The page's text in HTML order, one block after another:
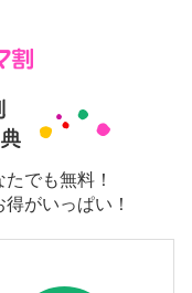
でも無料！
がいっぱい！